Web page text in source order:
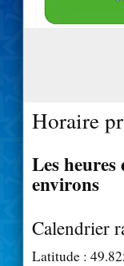
Horaire
Les
environs
Calendrier
Latitude :